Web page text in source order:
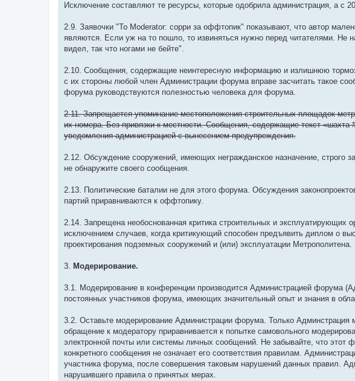
Исключение составляют те ресурсы, которые одобрила администрация, а с
2.9. Заявочки "To Moderator: сорри за оффтопик" показывают, что автор
являются. Если уж на то пошло, то извиняться нужно перед читателями. Не
видел, так что ногами не бейте".
2.10. Сообщения, содержащие неинтересную информацию и излишнюю
с их стороны любой член Администрации форума вправе засчитать такое
форума руководствуются полезностью человека для форума.
2.11. Запрещается упоминание местоположения строительных площадок
их номера. Без привязки к местности. Сообщения, содержащие текст «шахта
уведомления администрацией с вынесением предупреждения.
2.12. Обсуждение сооружений, имеющих негражданское назначение, строго
не обнаружите своего сообщения.
2.13. Политические баталии не для этого форума. Обсуждения
партий приравниваются к оффтопику.
2.14. Запрещена необоснованная критика строительных и эксплуатирующих
исключением случаев, когда критикующий способен предъявить диплом о
проектирования подземных сооружений и (или) эксплуатации Метрополитена.
3. Модерирование.
3.1. Модерирование в конференции производится Администрацией форума
постоянных участников форума, имеющих значительный опыт и знания в
3.2. Оставьте модерирование Администрации форума. Только
обращение к модератору приравнивается к попытке самовольного
электронной почты или системы личных сообщений. Не забывайте, что
конкретного сообщения не означает его соответствия правилам.
участника форума, после совершения таковым нарушений данных правил.
нарушившего правила о принятых мерах.